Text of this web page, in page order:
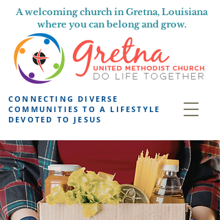
A welcoming church in Gretna, Louisiana
where you can belong and grow.
CONNECTING DIVERSE
COMMUNITIES TO A LIFESTYLE
DEVOTED TO JESUS